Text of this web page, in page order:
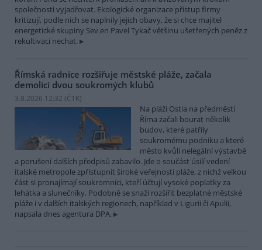
společnosti vyjadřovat. Ekologické organizace přístup firmy
kritizují, podle nich se naplnily jejich obavy, že si chce majitel
energetické skupiny Sev.en Pavel Tykač většinu ušetřených peněz z
rekultivací nechat.
Římská radnice rozšiřuje městské pláže, začala
demolicí dvou soukromých klubů
3.8.2026 12:32 (ČTK)
Na pláži Ostia na předměstí
Říma začali bourat několik
budov, které patřily
soukromému podniku a které
město kvůli nelegální výstavbě
a porušení dalších předpisů zabavilo. Jde o součást úsilí vedení
italské metropole zpřístupnit široké veřejnosti pláže, z nichž velkou
část si pronajímají soukromníci, kteří účtují vysoké poplatky za
lehátka a slunečníky. Podobně se snaží rozšířit bezplatné městské
pláže i v dalších italských regionech, například v Ligurii či Apulii,
napsala dnes agentura DPA.